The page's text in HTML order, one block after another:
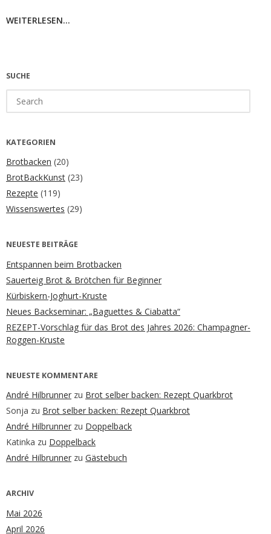
WEITERLESEN...
SUCHE
for:
KATEGORIEN
Brotbacken (20)
BrotBackKunst (23)
Rezepte (119)
Wissenswertes (29)
NEUESTE BEITRÄGE
Entspannen beim Brotbacken
Sauerteig Brot & Brötchen für Beginner
Kürbiskern-Joghurt-Kruste
Neues Backseminar: „Baguettes & Ciabatta“
REZEPT-Vorschlag für das Brot des Jahres 2026: Champagner-
Roggen-Kruste
NEUESTE KOMMENTARE
André Hilbrunner zu Brot selber backen: Rezept Quarkbrot
Sonja zu Brot selber backen: Rezept Quarkbrot
André Hilbrunner zu Doppelback
Katinka zu Doppelback
André Hilbrunner zu Gästebuch
ARCHIV
Mai 2026
April 2026